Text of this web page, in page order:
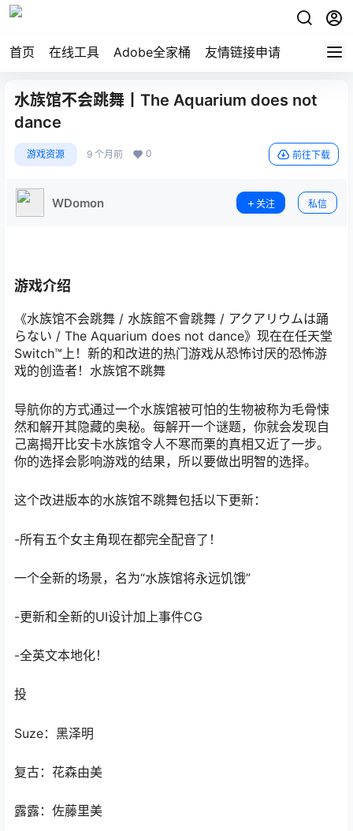
首页 在线工具 Adobe全家桶 友情链接申请
水族馆不会跳舞丨The Aquarium does not
dance
游戏资源 9 个月前 0 前往下载
WDomon 关注 私信
游戏介绍
《水族馆不会跳舞 / 水族館不會跳舞 / アクアリウムは踊
らない / The Aquarium does not dance》现在在任天堂
Switch™上！新的和改进的热门游戏从恐怖讨厌的恐怖游
戏的创造者！水族馆不跳舞
导航你的方式通过一个水族馆被可怕的生物被称为毛骨悚
然和解开其隐藏的奥秘。每解开一个谜题，你就会发现自
己离揭开比安卡水族馆令人不寒而栗的真相又近了一步。
你的选择会影响游戏的结果，所以要做出明智的选择。
这个改进版本的水族馆不跳舞包括以下更新：
-所有五个女主角现在都完全配音了！
一个全新的场景，名为“水族馆将永远饥饿”
-更新和全新的UI设计加上事件CG
-全英文本地化！
投
Suze：黑泽明
复古：花森由美
露露：佐藤里美